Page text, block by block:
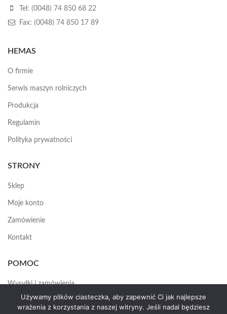
Tel: (0048) 74 850 68 22
Fax: (0048) 74 850 17 89
HEMAS
O firmie
Serwis maszyn rolniczych
Produkcja
Regulamin
Polityka prywatności
STRONY
Sklep
Moje konto
Zamówienie
Kontakt
POMOC
Wysyłki i zamówienia
Jak założyć konto
Używamy plików ciasteczka, aby zapewnić Ci jak najlepsze
wrażenia z korzystania z naszej witryny. Jeśli nadal będziesz